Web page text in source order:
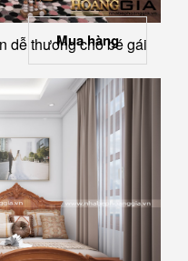
dễ thương cho bé gái
Mua hàng